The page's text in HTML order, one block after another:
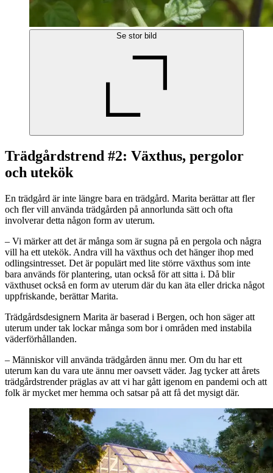
Se stor bild
Trädgårdstrend #2: Växthus, pergolor
och utekök
En trädgård är inte längre bara en trädgård. Marita berättar att fler
och fler vill använda trädgården på annorlunda sätt och ofta
involverar detta någon form av uterum.
– Vi märker att det är många som är sugna på en pergola och några
vill ha ett utekök. Andra vill ha växthus och det hänger ihop med
odlingsintresset. Det är populärt med lite större växthus som inte
bara används för plantering, utan också för att sitta i. Då blir
växthuset också en form av uterum där du kan äta eller dricka något
uppfriskande, berättar Marita.
Trädgårdsdesignern Marita är baserad i Bergen, och hon säger att
uterum under tak lockar många som bor i områden med instabila
väderförhållanden.
– Människor vill använda trädgården ännu mer. Om du har ett
uterum kan du vara ute ännu mer oavsett väder. Jag tycker att årets
trädgårdstrender präglas av att vi har gått igenom en pandemi och att
folk är mycket mer hemma och satsar på att få det mysigt där.